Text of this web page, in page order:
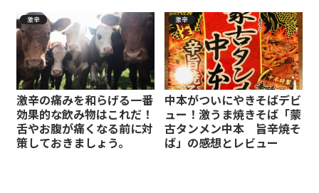
激辛
激辛の痛みを和らげる一番
効果的な飲み物はこれだ！
舌やお腹が痛くなる前に対
策しておきましょう。
激辛
中本がついにやきそばデビ
ュー！激うま焼きそば「蒙
古タンメン中本 旨辛焼そ
ば」の感想とレビュー